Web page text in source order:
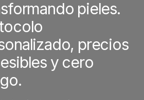
pieles.
precios
y cero